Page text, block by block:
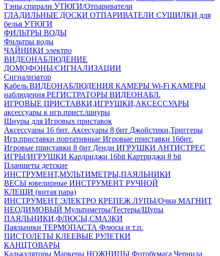
Тэны,спирали УТЮГИ/Отпариватели
ГЛАДИЛЬНЫЕ ДОСКИ ОТПАРИВАТЕЛИ СУШИЛКИ для
белья УТЮГИ
ФИЛЬТРЫ ВОДЫ
Фильтры воды
ЧАЙНИКИ электро
ВИДЕОНАБЛЮДЕНИЕ
ДОМОФОНЫ/СИГНАЛИЗАЦИИ
Сигнализатор
Кабель ВИДЕОНАБЛЮДЕНИЯ КАМЕРЫ Wi-Fi КАМЕРЫ
наблюдения РЕГИСТРАТОРЫ ВИДЕОНАБЛ.
ИГРОВЫЕ ПРИСТАВКИ,ИГРУШКИ,АКСЕССУАРЫ
аксесcуары к игр.прист./шнуры
Шнуры для Игровых приставок
Аксессуары 16 бит. Аксесуары 8 бит Джойстики,Триггеры
Игр.приставки портативные Игровые приставки 16бит.
Игровые приставки 8 бит Денди ИГРУШКИ АНТИСТРЕС
ИГРЫ/ИГРУШКИ Кардриджи 16bit Картриджи 8 bit
Планшеты детские
ИНСТРУМЕНТ,МУЛЬТИМЕТРЫ,ПАЯЛЬНИКИ
ВЕСЫ ювелирные ИНСТРУМЕНТ РУЧНОЙ
КЛЕЩИ (витая пара)
ИНСТРУМЕНТ ЭЛЕКТРО КРЕПЕЖ ЛУПЫ/Очки МАГНИТ
НЕОДИМОВЫЙ Мультиметры/Тестеры/Щупы
ПАЯЛЬНИКИ,ФЛЮСЫ,СМАЗКИ
Паяльники ТЕРМОПАСТА Флюсы и т.п.
ПИСТОЛЕТЫ КЛЕЕВЫЕ РУЛЕТКИ
КАНЦТОВАРЫ
Калькуляторы Маркеры НОЖНИЦЫ Фотобумага Чернила